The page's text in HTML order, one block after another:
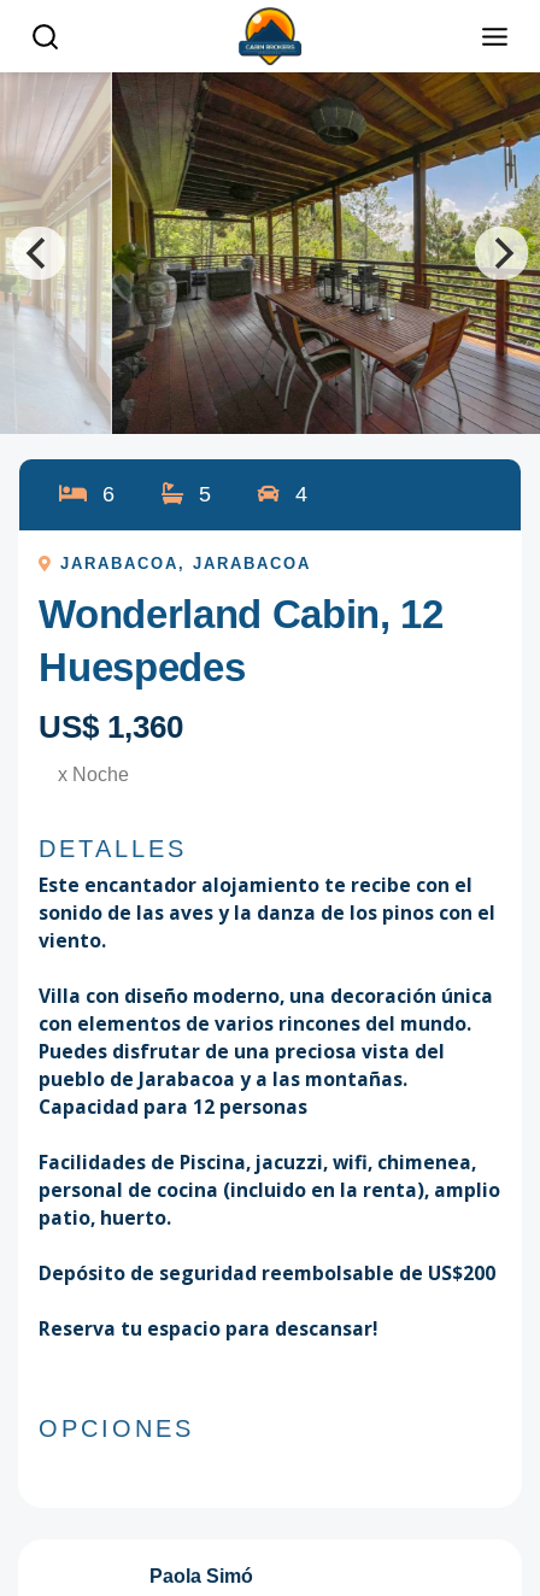
6 5 4
JARABACOA ,JARABACOA
Wonderland Cabin, 12
Huespedes
US$ 1,360
x Noche
DETALLES
Este encantador alojamiento te recibe con el
sonido de las aves y la danza de los pinos con el
viento.
Villa con diseño moderno, una decoración única
con elementos de varios rincones del mundo.
Puedes disfrutar de una preciosa vista del
pueblo de Jarabacoa y a las montañas.
Capacidad para 12 personas
Facilidades de Piscina, jacuzzi, wifi, chimenea,
personal de cocina (incluido en la renta), amplio
patio, huerto.
Depósito de seguridad reembolsable de US$200
Reserva tu espacio para descansar!
OPCIONES
Paola Simó